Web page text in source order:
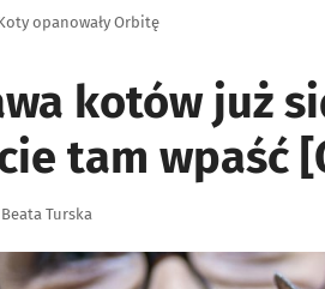
opanowały Orbitę
kotów już
tam wpaść
Autor:
Beata Turska
galerię